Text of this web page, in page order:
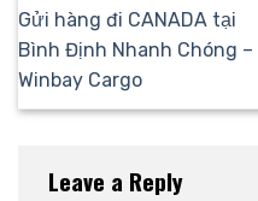
Gửi hàng đi CANADA tại
Bình Định Nhanh Chóng –
Winbay Cargo
Leave a Reply